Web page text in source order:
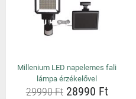
Millenium LED napelemes fali
lámpa érzékelővel
29990 Ft28990 Ft